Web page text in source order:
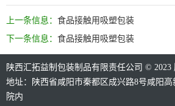
上一条信息： 食品接触用吸塑包装
下一条信息： 食品接触用吸塑包装
陕西汇拓益制包装制品有限责任公司 © 2023
地址：陕西省咸阳市秦都区成兴路8号咸阳
院内